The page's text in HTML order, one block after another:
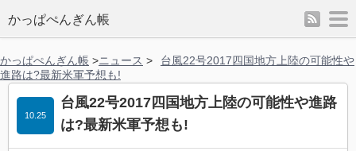
かっぱぺんぎん帳 rss
かっぱぺんぎん帳 >ニュース >
台風22号2017四国地方上陸の可能性や
進路は?最新米軍予想も!
台風22号2017四国地方上陸の可能性や進路
は?最新米軍予想も!
10.25